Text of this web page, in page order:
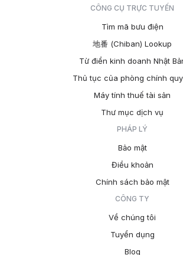
CÔNG CỤ TRỰC TUYẾN
Tìm mã bưu điện
地番 (Chiban) Lookup
Từ điển kinh doanh Nhật
Thủ tục của phòng chính
Máy tính thuế tài sản
Thư mục dịch vụ
PHÁP LÝ
Bảo mật
Điều khoản
Chính sách bảo mật
CÔNG TY
Về chúng tôi
Tuyển dụng
Blog